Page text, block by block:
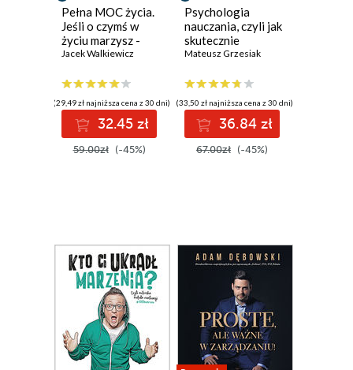
Pełna MOC życia.
Jeśli o czymś w
życiu marzysz -
sięgnij po to.
zmienione
(Wydanie
ekskluzywne +
Audiobook mp3)
Jacek Walkiewicz
(29,49 zł najniższa cena z 30 dni)
32.45 zł
59.00zł (-45%)
Psychologia
nauczania, czyli jak
skutecznie
prowadzić
zarządzać grupami
i występować
przed
publicznością
Mateusz Grzesiak
(33,50 zł najniższa cena z 30 dni)
36.84 zł
67.00zł (-45%)